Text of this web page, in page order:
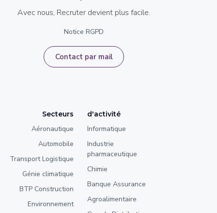
Avec nous, Recruter devient plus facile.
Notice RGPD
Contact par mail
Secteurs
Aéronautique
Automobile
Transport Logistique
Génie climatique
BTP Construction
Environnement
d'activité
Informatique
Industrie
pharmaceutique
Chimie
Banque Assurance
Agroalimentaire